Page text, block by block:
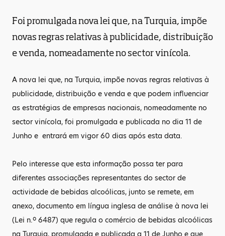
Foi promulgada nova lei que, na Turquia, impõe
novas regras relativas à publicidade, distribuição
e venda, nomeadamente no sector vinícola.
A nova lei que, na Turquia, impõe novas regras relativas à
publicidade, distribuição e venda e que podem influenciar
as estratégias de empresas nacionais, nomeadamente no
sector vinícola, foi promulgada e publicada no dia 11 de
Junho e entrará em vigor 60 dias após esta data.
Pelo interesse que esta informação possa ter para
diferentes associações representantes do sector de
actividade de bebidas alcoólicas, junto se remete, em
anexo, documento em língua inglesa de análise à nova lei
(Lei n.º 6487) que regula o comércio de bebidas alcoólicas
na Turquia, promulgada e publicada a 11 de Junho e que